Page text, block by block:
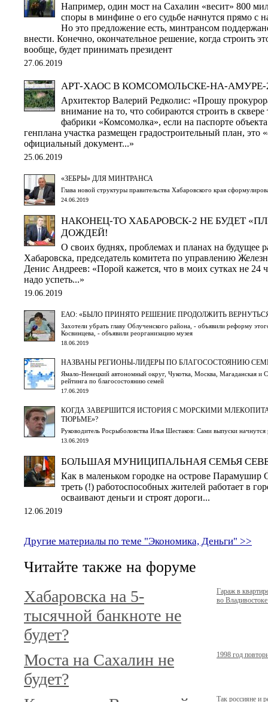
Например, один мост на Сахалин «весит» 800
споры в минфине о его судьбе начнутся прямо с
Но это предложение есть, минтрансом
внести. Конечно, окончательное решение, когда строить
вообще, будет принимать президент
27.06.2019
АРТ-ХАОС В КОМСОМОЛЬСКЕ-НА-АМУРЕ-
Архитектор Валерий Редколис: «Прошу
внимание на то, что собираются строить в
фабрики «Комсомолка», если на паспорте
генплана участка размещен градостроительный план, это
официальный документ...»
25.06.2019
«ЗЕБРЫ» ДЛЯ МИНТРАНСА
Глава новой структуры правительства Хабаровского края
24.06.2019
НАКОНЕЦ-ТО ХАБАРОВСК-2 НЕ БУДЕТ
ДОЖДЕЙ!
О своих буднях, проблемах и планах на будущее
Хабаровска, председатель комитета по управлению
Денис Андреев: «Порой кажется, что в моих сутках не 24
надо успеть...»
19.06.2019
ЕАО: «БЫЛО ПРИНЯТО РЕШЕНИЕ ПРОДОЛЖИТЬ
Захотели убрать главу Облученского района, - объявили реформу
Косвинцева, - объявили реорганизацию музея
18.06.2019
НАЗВАНЫ РЕГИОНЫ-ЛИДЕРЫ ПО БЛАГОСОСТОЯНИЮ
Ямало-Ненецкий автономный округ, Чукотка, Москва, Магаданская и
рейтинга по благосостоянию семей
17.06.2019
КОГДА ЗАВЕРШИТСЯ ИСТОРИЯ С МОРСКИМИ
ТЮРЬМЕ»?
Руководитель Росрыболовства Илья Шестаков: Сами выпуски начнутся
13.06.2019
БОЛЬШАЯ МУНИЦИПАЛЬНАЯ СЕМЬЯ
Как в маленьком городке на острове Парамушир
треть (!) работоспособных жителей работает в
осваивают деньги и строят дороги...
12.06.2019
Другие материалы по теме "Экономика, Деньги" >>
Читайте также на форуме
Хабаровска на 5-
тысячной банкноте не
будет?
Гараж в
во
Моста на Сахалин не
будет?
1998 год
Так россияне и